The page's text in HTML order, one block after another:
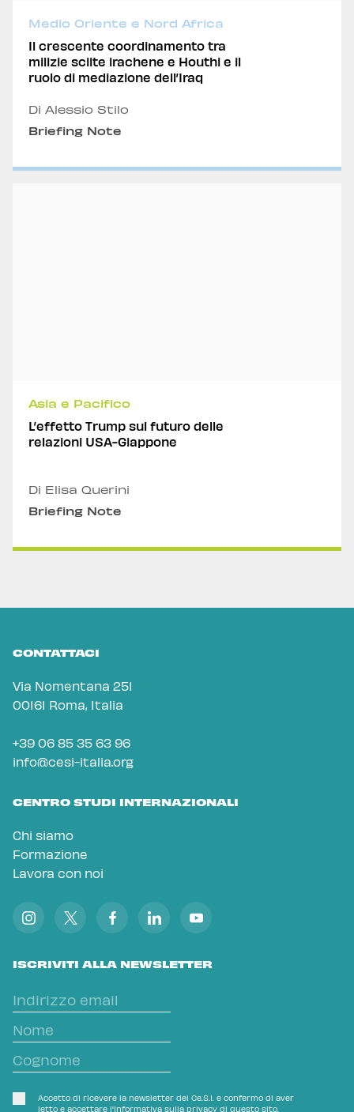
Medio Oriente e Nord Africa
Il crescente coordinamento tra
milizie sciite irachene e Houthi e il
ruolo di mediazione dell’Iraq
Di Alessio Stilo
Briefing Note
Asia e Pacifico
L’effetto Trump sul futuro delle
relazioni USA-Giappone
Di Elisa Querini
Briefing Note
CONTATTACI
Via Nomentana 251
00161 Roma, Italia
+39 06 85 35 63 96
info@cesi-italia.org
CENTRO STUDI INTERNAZIONALI
Chi siamo
Formazione
Lavora con noi
ISCRIVITI ALLA NEWSLETTER
Accetto di ricevere la newsletter del Ce.S.I. e confermo di aver
letto e accettare l'Informativa sulla privacy di questo sito.